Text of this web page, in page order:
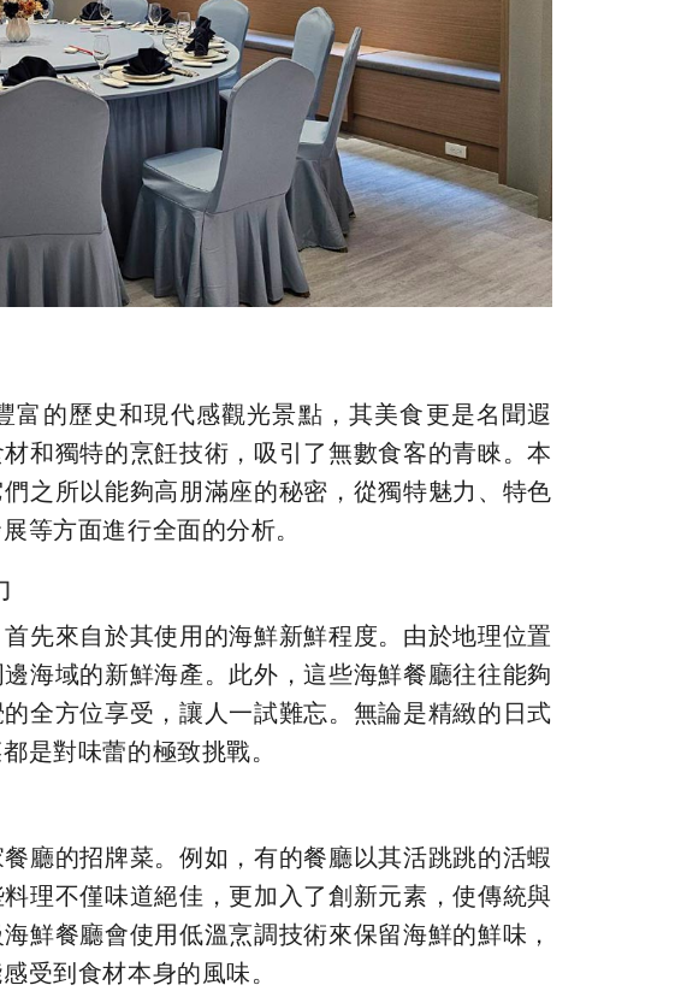
富的歷史和現代感觀光景點，其美食更是名聞遐
和獨特的烹飪技術，吸引了無數食客的青睞。本
之所以能夠高朋滿座的秘密，從獨特魅力、特色
等方面進行全面的分析。
先來自於其使用的海鮮新鮮程度。由於地理位置
海域的新鮮海產。此外，這些海鮮餐廳往往能夠
全方位享受，讓人一試難忘。無論是精緻的日式
是對味蕾的極致挑戰。
廳的招牌菜。例如，有的餐廳以其活跳跳的活蝦
理不僅味道絕佳，更加入了創新元素，使傳統與
鮮餐廳會使用低溫烹調技術來保留海鮮的鮮味，
受到食材本身的風味。